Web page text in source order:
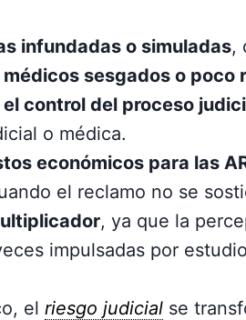
infundadas o simuladas,
sesgados o poco
el control del proceso
o médica.
económicos para las
el reclamo no se
, ya que la
impulsadas por
el riesgo judicial se